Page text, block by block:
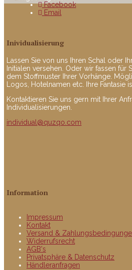
Facebook
Email
Inividualisierung
Lassen Sie von uns Ihren Schal oder
Initialen versehen. Oder wir fassen für
dem Stoffmuster Ihrer Vorhänge.
Logos, Hotelnamen etc. Ihre Fantasie
Kontaktieren Sie uns gern mit Ihrer
Individualisierungen.
individual@quzqo.com
Information
Impressum
Kontakt
Versand &
Widerrufsrecht
AGB's
Privatsphäre & Datenschutz
Händleranfragen